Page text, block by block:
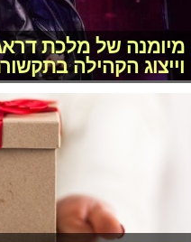
מיומנה של מלכת
וייצוג הקהילה